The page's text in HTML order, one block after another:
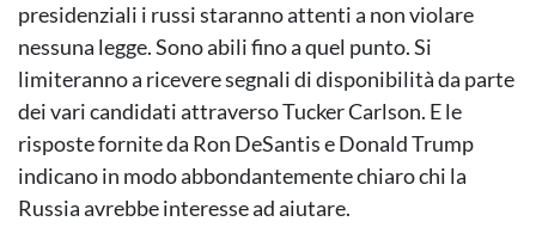
presidenziali i russi staranno attenti a non violare
nessuna legge. Sono abili fino a quel punto. Si
limiteranno a ricevere segnali di disponibilità da parte
dei vari candidati attraverso Tucker Carlson. E le
risposte fornite da Ron DeSantis e Donald Trump
indicano in modo abbondantemente chiaro chi la
Russia avrebbe interesse ad aiutare.